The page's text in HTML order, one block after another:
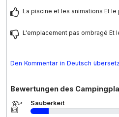
La piscine et les animations Et le
L'emplacement pas ombragé Et
Den Kommentar in Deutsch
Bewertungen des
Sauberkeit